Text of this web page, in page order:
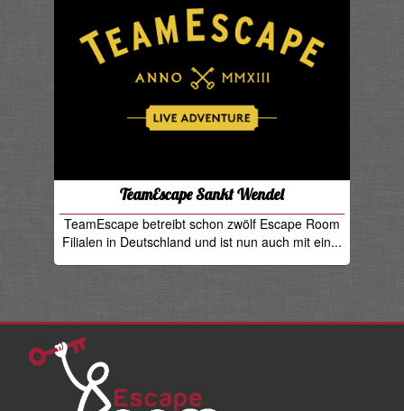
TeamEscape Sankt Wendel
TeamEscape betreibt schon zwölf Escape Room
Filialen in Deutschland und ist nun auch mit ein...